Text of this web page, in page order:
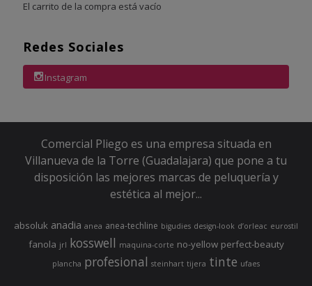
El carrito de la compra está vacío
Redes Sociales
Instagram
Comercial Pliego es una empresa situada en
Villanueva de la Torre (Guadalajara) que pone a tu
disposición las mejores marcas de peluquería y
estética al mejor...
absoluk anadia anea anea-techline bigudies design-look d’orleac eurostil
fanola jrl kosswell maquina-corte no-yellow perfect-beauty
plancha profesional steinhart tijera tinte ufaes